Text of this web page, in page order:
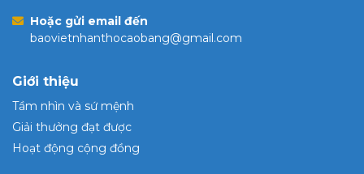
Hoặc gửi email đến
baovietnhanthocaobang@gmail.com
Giới thiệu
Tầm nhìn và sứ mệnh
Giải thưởng đạt được
Hoạt động cộng đồng